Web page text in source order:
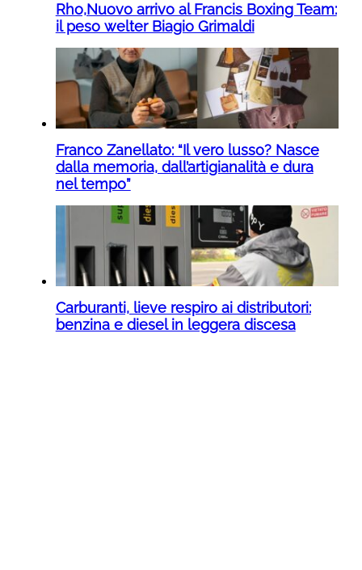
Rho,Nuovo arrivo al Francis Boxing Team:
il peso welter Biagio Grimaldi
Franco Zanellato: “Il vero lusso? Nasce
dalla memoria, dall’artigianalità e dura
nel tempo”
Carburanti, lieve respiro ai distributori:
benzina e diesel in leggera discesa